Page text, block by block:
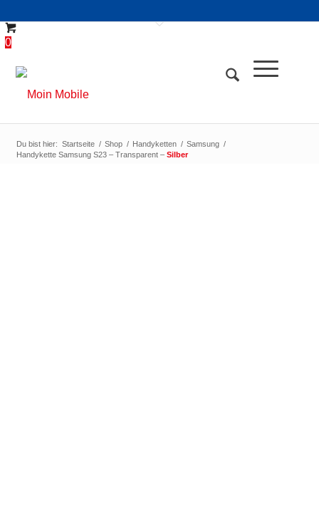
0
Du bist hier: Startseite / Shop / Handyketten / Samsung /
Handykette Samsung S23 – Transparent –Silber